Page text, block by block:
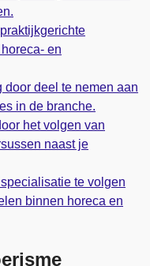
en
deel te nemen aan
in de branche.
het volgen van
naast je
te volgen
binnen horeca en